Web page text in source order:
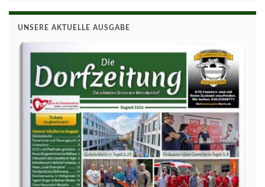
UNSERE AKTUELLE AUSGABE